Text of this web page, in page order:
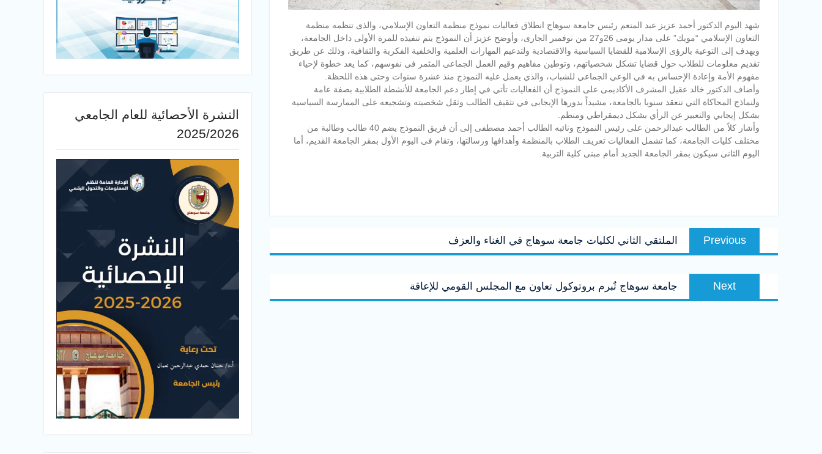
شهد اليوم الدكتور أحمد عزيز عبد المنعم رئيس جامعة سوهاج انطلاق فعاليات نموذج منظمة التعاون الإسلامي، والذى تنظمه منظمة
التعاون الإسلامي “مويك” على مدار يومى 26و27 من نوفمبر الجارى، وأوضح عزيز أن النموذج يتم تنفيذه للمرة الأولى داخل الجامعة،
ويهدف إلى التوعية بالرؤى الإسلامية للقضايا السياسية والاقتصادية ولتدعيم المهارات العلمية والخلفية الفكرية والثقافية، وذلك عن طريق
تقديم معلومات للطلاب حول قضايا تشكل شخصياتهم، وتوطين مفاهيم وقيم العمل الجماعى المثمر فى نفوسهم، كما يعد خطوة لإحياء
مفهوم الأمة وإعادة الإحساس به في الوعي الجماعي للشباب، والذي يعمل عليه النموذج منذ عشرة سنوات وحتى هذه اللحظة.
وأضاف الدكتور خالد عقيل المشرف الأكاديمى على النموذج أن الفعاليات تأتي في إطار دعم الجامعة للأنشطة الطلابية بصفة عامة
ولنماذج المحاكاة التي تنعقد سنويا بالجامعة، مشيداً بدورها الإيجابى في تثقيف الطالب وثقل شخصيته وتشجيعه على الممارسة السياسية
بشكل إيجابي والتعبير عن الرأي بشكل ديمقراطي ومنظم.
وأشار كلاً من الطالب عبدالرحمن على رئيس النموذج ونائبه الطالب أحمد مصطفى إلى أن فريق النموذج يضم 40 طالب وطالبة من
مختلف كليات الجامعة، كما تشمل الفعاليات تعريف الطلاب بالمنظمة وأهدافها ورسالتها، وتقام فى اليوم الأول بمقر الجامعة القديم، أما
اليوم الثانى سيكون بمقر الجامعة الجديد أمام مبنى كلية التربية.
تصفّح
المقالاتPrevious
Previous
post:
الملتقي الثاني لكليات جامعة سوهاج في الغناء والعزف
Next
Next
post:
جامعة سوهاج تٌبرم بروتوكول تعاون مع المجلس القومي للإعاقة
النشرة الأحصائية للعام الجامعي
2025/2026